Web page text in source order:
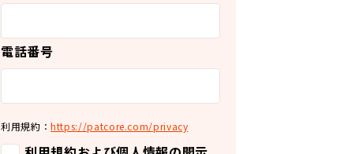
電話番号
利用規約：https://patcore.com/privacy